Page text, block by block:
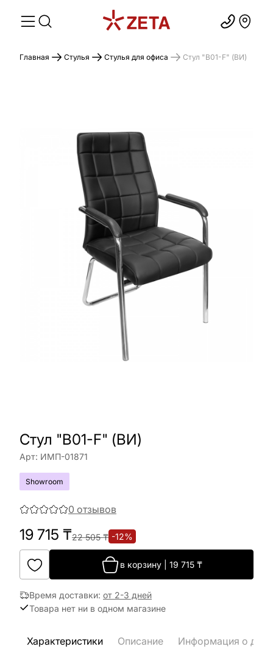
Главная Стулья Стулья для офиса Стул "B01-F" (ВИ)
Стул "B01-F" (ВИ)
Арт: ИМП-01871
Showroom
0 отзывов
19 715 ₸22 505₸ -12%
в корзину 19 715 ₸
Время доставки: от 2-3 дней
Товара нет ни в одном магазине
Характеристики Описание Информация о